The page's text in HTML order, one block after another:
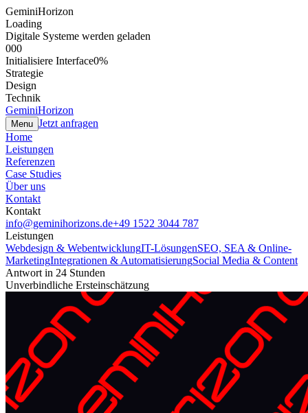
GeminiHorizon
Loading
Digitale Systeme werden geladen
000
Initialisiere Interface0%
Strategie
Design
Technik
GeminiHorizon
Menu Jetzt anfragen
Home
Leistungen
Referenzen
Case Studies
Über uns
Kontakt
Kontakt
info@geminihorizons.de+49 1522 3044 787
Leistungen
Webdesign & WebentwicklungIT-LösungenSEO, SEA & Online-
MarketingIntegrationen & AutomatisierungSocial Media & Content
Antwort in 24 Stunden
Unverbindliche Ersteinschätzung